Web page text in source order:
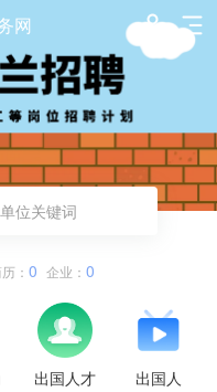
网
位关键词
： 0 企业： 0
出国人才 出国人